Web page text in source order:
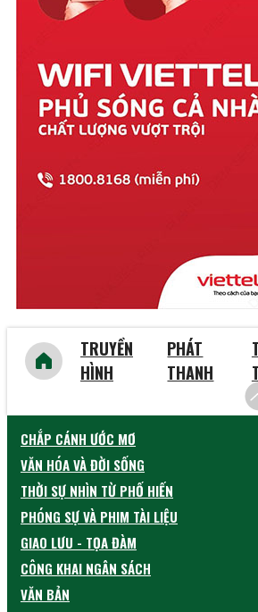
Thái Nguyên
Thừa Thiên Huế
Tiền Giang
Trà Vinh
Tuyên Quang
Vĩnh Phúc
Vũng Tàu
TRUYỀN
HÌNH
PHÁT
THANH
CHẮP CÁNH ƯỚC MƠ
VĂN HÓA VÀ ĐỜI SỐNG
THỜI SỰ NHÌN TỪ PHỐ HIẾN
PHÓNG SỰ VÀ PHIM TÀI LIỆU
GIAO LƯU - TỌA ĐÀM
CÔNG KHAI NGÂN SÁCH
VĂN BẢN